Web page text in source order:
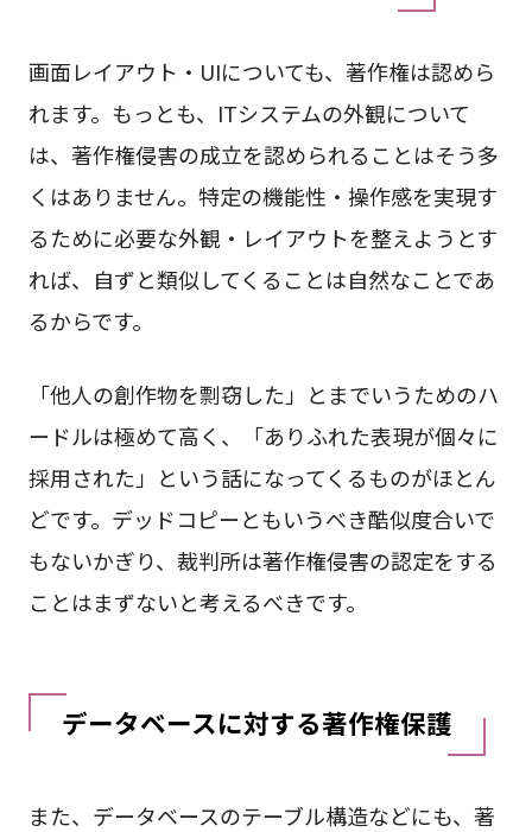
画面レイアウト・UIについても、著作権は認めら
れます。もっとも、ITシステムの外観について
は、著作権侵害の成立を認められることはそう多
くはありません。特定の機能性・操作感を実現す
るために必要な外観・レイアウトを整えようとす
れば、自ずと類似してくることは自然なことであ
るからです。
「他人の創作物を剽窃した」とまでいうためのハ
ードルは極めて高く、「ありふれた表現が個々に
採用された」という話になってくるものがほとん
どです。デッドコピーともいうべき酷似度合いで
もないかぎり、裁判所は著作権侵害の認定をする
ことはまずないと考えるべきです。
データベースに対する著作権保護
また、データベースのテーブル構造などにも、著